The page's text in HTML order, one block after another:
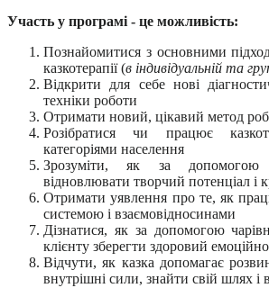
Участь у програмі - це можливість:
Познайомитися з основними
казкотерапії (в індивідуальній та
Відкрити для себе нові
техніки роботи
Отримати новий, цікавий метод
Розібратися чи працює
категоріями населення
Зрозуміти, як за допомогою
відновлювати творчий потенціал і
Отримати уявлення про те, як
системою і взаємовідносинами
Дізнатися, як за допомогою
клієнту зберегти здоровий
Відчути, як казка допомагає
внутрішні сили, знайти свій шлях і